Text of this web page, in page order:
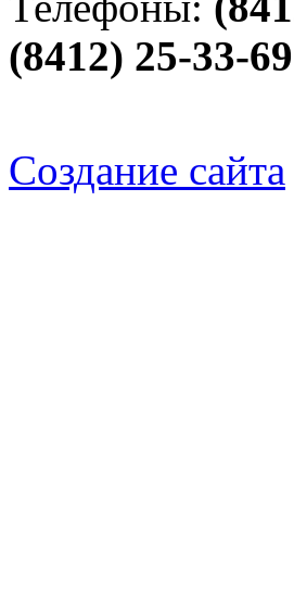
(8412) 25-33-69
Создание сайта